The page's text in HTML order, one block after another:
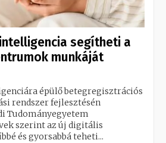
segítheti a
munkáját
épülő betegregisztrációs
rendszer fejlesztésén
Tudományegyetem
szerint az új digitális
és gyorsabbá teheti...